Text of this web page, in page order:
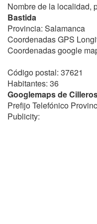
Nombre de la localidad,
Bastida
Provincia: Salamanca
Coordenadas GPS
Coordenadas google
Código postal: 37621
Habitantes: 36
Googlemaps de
Prefijo Telefónico
Publicity: